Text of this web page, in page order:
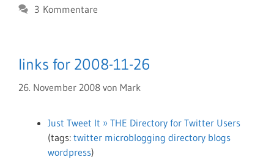
3 Kommentare
links for 2008-11-26
26. November 2008 von Mark
Just Tweet It » THE Directory for Twitter Users
(tags: twitter microblogging directory blogs
wordpress)